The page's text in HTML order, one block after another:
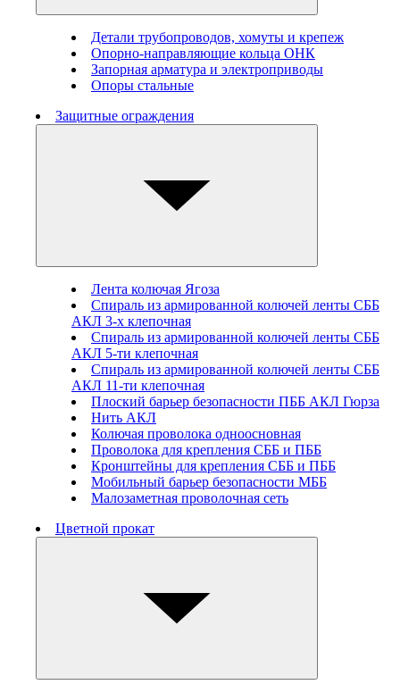
Детали трубопроводов, хомуты и крепеж
Опорно-направляющие кольца ОНК
Запорная арматура и электроприводы
Опоры стальные
Защитные ограждения
Лента колючая Ягоза
Спираль из армированной колючей ленты СББ
АКЛ 3-х клепочная
Спираль из армированной колючей ленты СББ
АКЛ 5-ти клепочная
Спираль из армированной колючей ленты СББ
АКЛ 11-ти клепочная
Плоский барьер безопасности ПББ АКЛ Гюрза
Нить АКЛ
Колючая проволока одноосновная
Проволока для крепления СББ и ПББ
Кронштейны для крепления СББ и ПББ
Мобильный барьер безопасности МББ
Малозаметная проволочная сеть
Цветной прокат